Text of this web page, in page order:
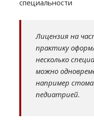
специальности
Лицензия на
практику
несколько
можно
например
педиатрией.